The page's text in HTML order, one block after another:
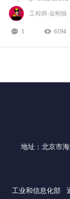
工程师-金刚狼
1 6194
地址：北京市
工业和信息化部